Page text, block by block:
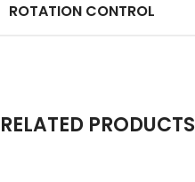
ROTATION CONTROL
RELATED PRODUCTS